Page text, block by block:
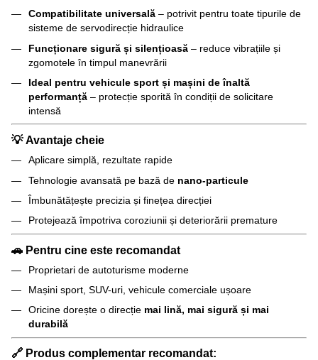
Compatibilitate universală – potrivit pentru toate tipurile de
sisteme de servodirecție hidraulice
Funcționare sigură și silențioasă – reduce vibrațiile și
zgomotele în timpul manevrării
Ideal pentru vehicule sport și mașini de înaltă
performanță – protecție sporită în condiții de solicitare
intensă
💡Avantaje cheie
Aplicare simplă, rezultate rapide
Tehnologie avansată pe bază de nano-particule
Îmbunătățește precizia și finețea direcției
Protejează împotriva coroziunii și deteriorării premature
🚗 Pentru cine este recomandat
Proprietari de autoturisme moderne
Mașini sport, SUV-uri, vehicule comerciale ușoare
Oricine dorește o direcție mai lină, mai sigură și mai
durabilă
🔗 Produs complementar recomandat: